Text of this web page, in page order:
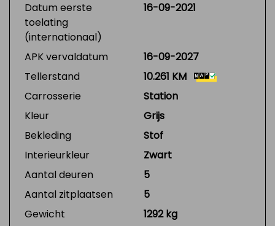
Datum eerste
toelating
(internationaal)
16-09-2021
APK vervaldatum
16-09-2027
Tellerstand
10.261 KM
Carrosserie
Station
Kleur
Grijs
Bekleding
Stof
Interieurkleur
Zwart
Aantal deuren
5
Aantal zitplaatsen
5
Gewicht
1292 kg